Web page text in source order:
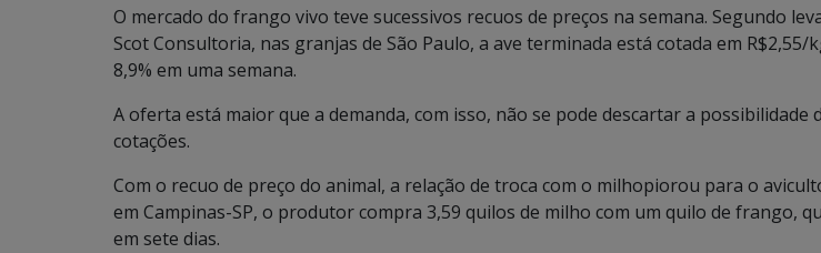
O mercado do frango vivo teve sucessivos recuos de preços na semana. Segundo
Scot Consultoria, nas granjas de São Paulo, a ave terminada está cotada em R$2,55/
8,9% em uma semana.
A oferta está maior que a demanda, com isso, não se pode descartar a possibilidade
cotações.
Com o recuo de preço do animal, a relação de troca com o milhopiorou para o
em Campinas-SP, o produtor compra 3,59 quilos de milho com um quilo de frango,
em sete dias.